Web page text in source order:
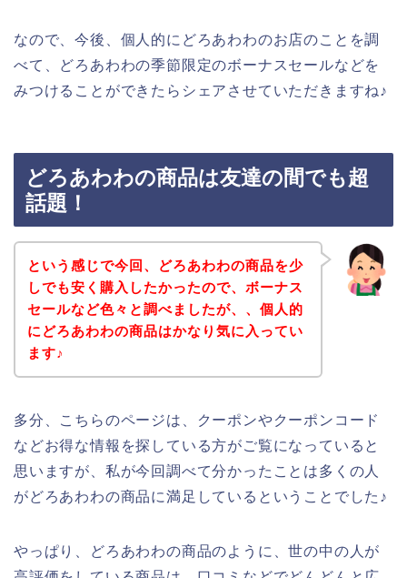
なので、今後、個人的にどろあわわのお店のことを調
べて、どろあわわの季節限定のボーナスセールなどを
みつけることができたらシェアさせていただきますね♪
どろあわわの商品は友達の間でも超
話題！
という感じで今回、どろあわわの商品を少
しでも安く購入したかったので、ボーナス
セールなど色々と調べましたが、、個人的
にどろあわわの商品はかなり気に入ってい
ます♪
多分、こちらのページは、クーポンやクーポンコード
などお得な情報を探している方がご覧になっていると
思いますが、私が今回調べて分かったことは多くの人
がどろあわわの商品に満足しているということでした♪
やっぱり、どろあわわの商品のように、世の中の人が